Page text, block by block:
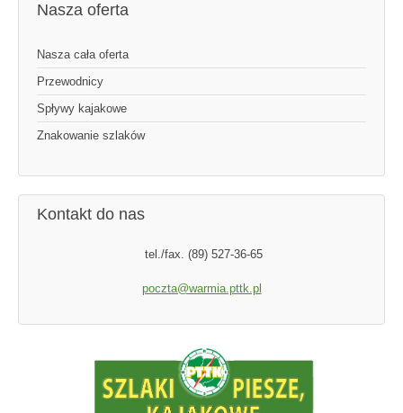
Nasza oferta
Nasza cała oferta
Przewodnicy
Spływy kajakowe
Znakowanie szlaków
Kontakt do nas
tel./fax. (89) 527-36-65
poczta@warmia.pttk.pl